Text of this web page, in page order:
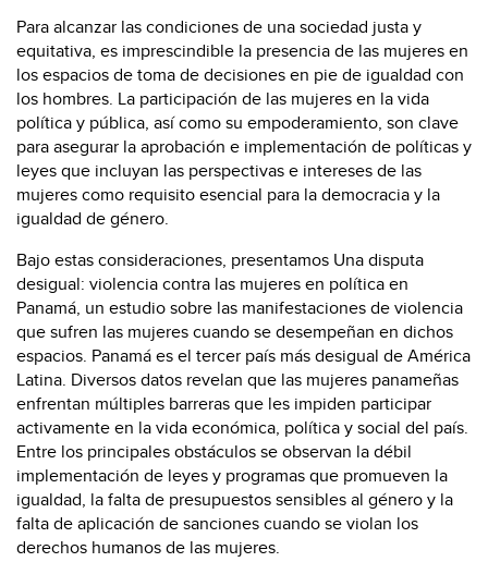
Para alcanzar las condiciones de una sociedad justa y
equitativa, es imprescindible la presencia de las mujeres en
los espacios de toma de decisiones en pie de igualdad con
los hombres. La participación de las mujeres en la vida
política y pública, así como su empoderamiento, son clave
para asegurar la aprobación e implementación de políticas y
leyes que incluyan las perspectivas e intereses de las
mujeres como requisito esencial para la democracia y la
igualdad de género.
Bajo estas consideraciones, presentamos Una disputa
desigual: violencia contra las mujeres en política en
Panamá, un estudio sobre las manifestaciones de violencia
que sufren las mujeres cuando se desempeñan en dichos
espacios. Panamá es el tercer país más desigual de América
Latina. Diversos datos revelan que las mujeres panameñas
enfrentan múltiples barreras que les impiden participar
activamente en la vida económica, política y social del país.
Entre los principales obstáculos se observan la débil
implementación de leyes y programas que promueven la
igualdad, la falta de presupuestos sensibles al género y la
falta de aplicación de sanciones cuando se violan los
derechos humanos de las mujeres.